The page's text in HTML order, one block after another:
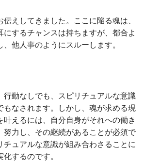
伝えしてきました。ここに陥る魂は、
にするチャンスは持ちますが、都合よ
、他人事のようにスルーします。
行動なしでも、スピリチュアルな意識
もなされます。しかし、魂が求める現
叶えるには、自分自身がそれへの働き
努力し、その継続があることが必須で
チュアルな意識が組み合わさることに
するのです。